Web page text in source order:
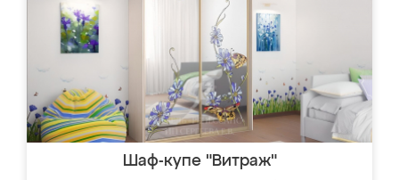
Шаф-купе "Витраж"